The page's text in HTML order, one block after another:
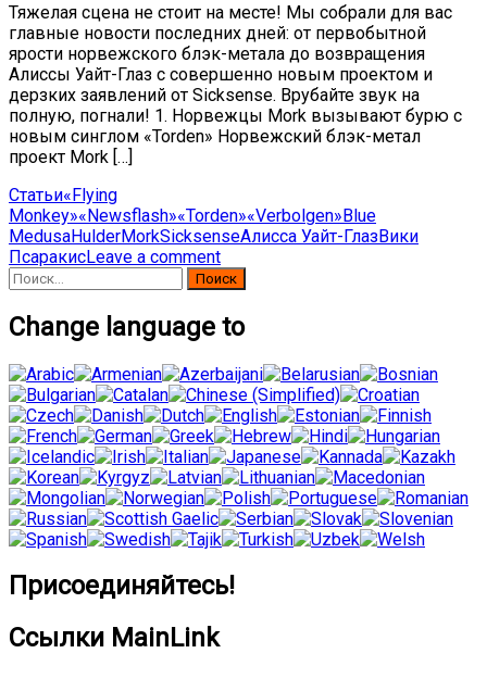
Тяжелая сцена не стоит на месте! Мы собрали для вас
главные новости последних дней: от первобытной
ярости норвежского блэк-метала до возвращения
Алиссы Уайт-Глаз с совершенно новым проектом и
дерзких заявлений от Sicksense. Врубайте звук на
полную, погнали! 1. Норвежцы Mork вызывают бурю с
новым синглом «Torden» Норвежский блэк-метал
проект Mork […]
Статьи«Flying
Monkey»«Newsflash»«Torden»«Verbolgen»Blue
MedusaHulderMorkSicksenseАлисса Уайт-ГлазВики
ПсаракисLeave a comment
Найти:
Change language to
Присоединяйтесь!
Ссылки MainLink